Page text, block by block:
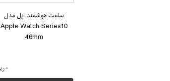
ساعت هوشمند اپل مدل
Apple Watch Series10
46mm
۰ ریال